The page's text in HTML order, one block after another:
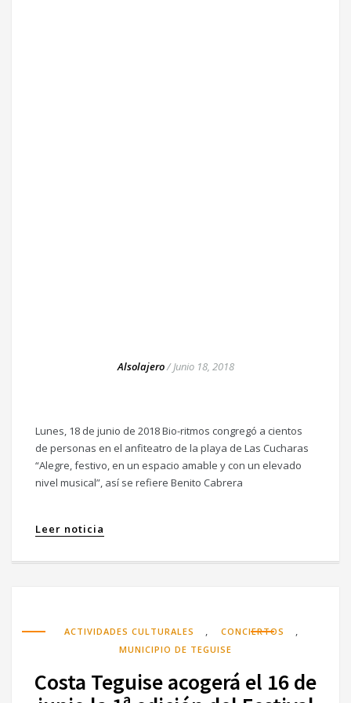
Alsolajero/Junio 18, 2018
Lunes, 18 de junio de 2018 Bio-ritmos congregó a cientos
de personas en el anfiteatro de la playa de Las Cucharas
“Alegre, festivo, en un espacio amable y con un elevado
nivel musical”, así se refiere Benito Cabrera
Leer noticia
ACTIVIDADES CULTURALES , CONCIERTOS ,
MUNICIPIO DE TEGUISE
Costa Teguise acogerá el 16 de